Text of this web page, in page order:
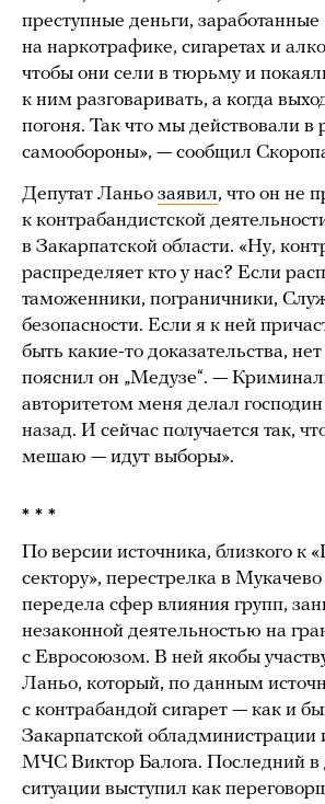
преступные деньги, заработанные
на наркотрафике, сигаретах и
чтобы они сели в тюрьму и
к ним разговаривать, а когда
погоня. Так что мы действовали в
самообороны», — сообщил
Депутат Ланьо заявил, что он не
к контрабандистской
в Закарпатской области. «Ну,
распределяет кто у нас? Если
таможенники, пограничники,
безопасности. Если я к ней
быть какие-то доказательства,
пояснил он „Медузе“. —
авторитетом меня делал
назад. И сейчас получается так,
мешаю — идут выборы».
* * *
По версии источника, близкого к
сектору», перестрелка в
передела сфер влияния групп,
незаконной деятельностью на
с Евросоюзом. В ней якобы
Ланьо, который, по данным
с контрабандой сигарет — как и
Закарпатской обладминистрации
МЧС Виктор Балога. Последний в
ситуации выступил как